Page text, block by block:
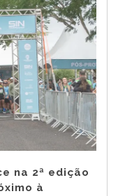
na 2ª edição
à